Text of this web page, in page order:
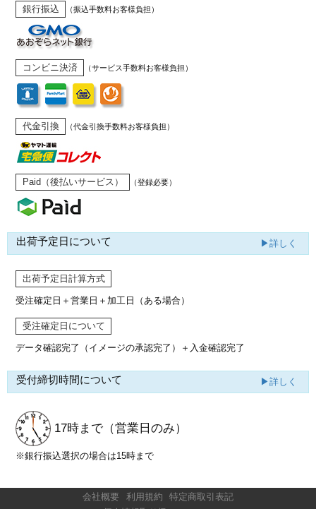
銀行振込 （振込手数料お客様負担）
コンビニ決済 （サービス手数料お客様負担）
代金引換 （代金引換手数料お客様負担）
Paid（後払いサービス） （登録必要）
出荷予定日について ▶詳しく
出荷予定日計算方式
受注確定日＋営業日＋加工日（ある場合）
受注確定日について
データ確認完了（イメージの承認完了） ＋入金確認完了
受付締切時間について ▶詳しく
17時まで （営業日のみ）
※銀行振込選択の場合は15時まで
会社概要 利用規約
特定商取引表記